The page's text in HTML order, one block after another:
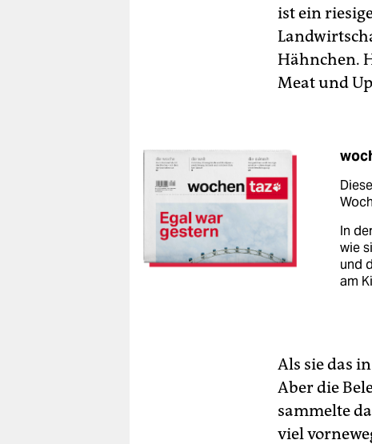
ist ein
Hähnchen.
Meat und
In
wie
und
am
Als sie das
Aber die
sammelte
viel